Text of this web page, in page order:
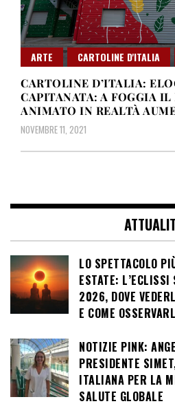
ARTE CARTOLINE D'ITALIA
CARTOLINE D’ITALIA:
CAPITANATA: A FOGGIA
ANIMATO IN REALTÀ
NOVEMBRE 11, 2021
LO SPETTACOLO
ESTATE: L’ECLISSI
2026, DOVE
E COME
NOTIZIE PINK:
PRESIDENTE
ITALIANA PER LA
SALUTE GLOBALE